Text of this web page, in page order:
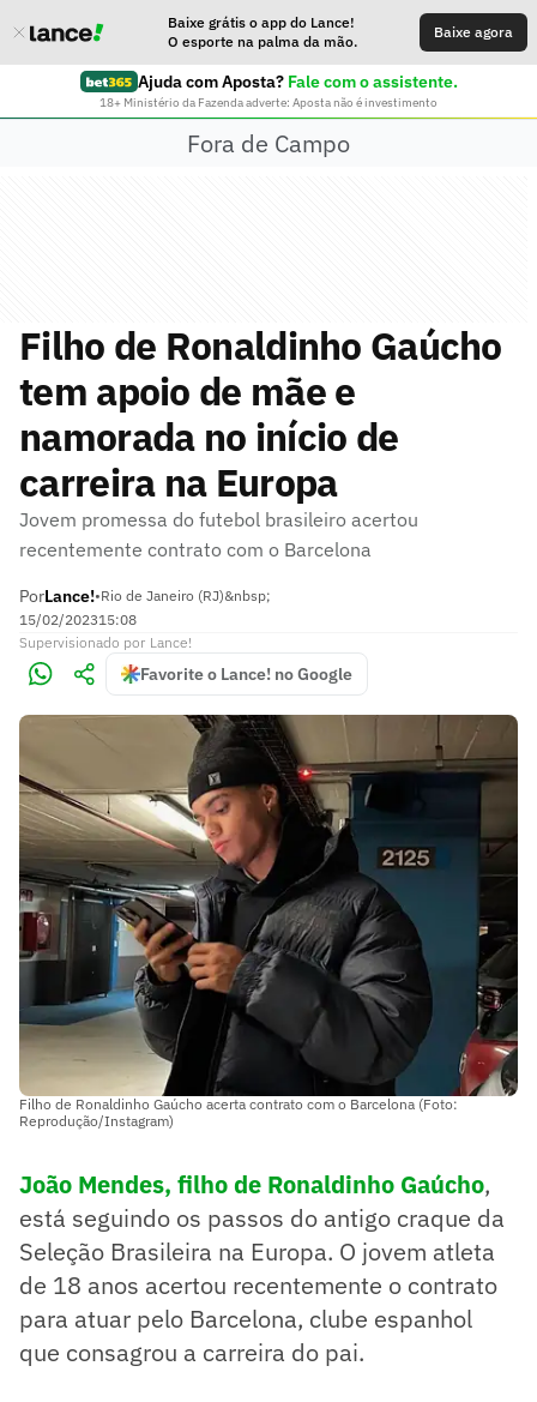
Baixe grátis o app do Lance!
O esporte na palma da mão.
Baixe agora
Ajuda com Aposta? Fale com o assistente.
18+ Ministério da Fazenda adverte: Aposta não é investimento
Fora de Campo
Filho de Ronaldinho Gaúcho
tem apoio de mãe e
namorada no início de
carreira na Europa
Jovem promessa do futebol brasileiro acertou
recentemente contrato com o Barcelona
PorLance!•Rio de Janeiro (RJ)&nbsp;
15/02/202315:08
Supervisionado por Lance!
Favorite o Lance! no Google
Filho de Ronaldinho Gaúcho acerta contrato com o Barcelona (Foto:
Reprodução/Instagram)
João Mendes, filho de Ronaldinho Gaúcho,
está seguindo os passos do antigo craque da
Seleção Brasileira na Europa. O jovem atleta
de 18 anos acertou recentemente o contrato
para atuar pelo Barcelona, clube espanhol
que consagrou a carreira do pai.